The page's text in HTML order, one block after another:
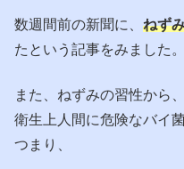
数週間前の新聞に、 ねず
たという記事をみました。
また、ねずみの習性から
衛生上人間に危険なバイ
つまり、